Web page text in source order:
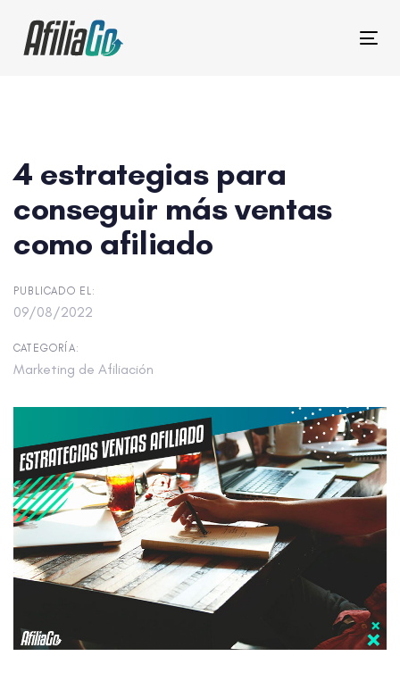
links
primary
4 estrategias para
conseguir más ventas
como afiliado
PUBLICADO EL:
09/08/2022
CATEGORÍA:
Marketing de Afiliación
de
navegación